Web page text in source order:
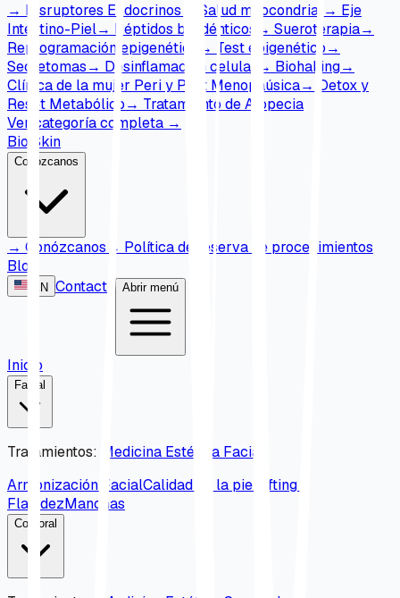
→ Disruptores Endocrinos Salud mitocondrial → Eje
Intestino-Piel→ Péptidos bioidénticos → Sueroterapia→
Reprogramación epigenética
→ Test epigenético→
Secretomas→ Desinflamación celular → Biohaking→
Clínica de la mujer Peri y Post Menopaúsica→ Detox y
Reset Metabólico→ Tratamiento de Alopecia
Ver categoría completa →
Bio Skin
Conózcanos
→ Conózcanos → Política de reserva de procedimientos
Blog
EN Contacto Abrir menú
Inicio
Facial
Tratamientos:
Medicina Estética Facial
Armonización FacialCalidad de la piel
Lifting y
FlacidezManchas
Corporal